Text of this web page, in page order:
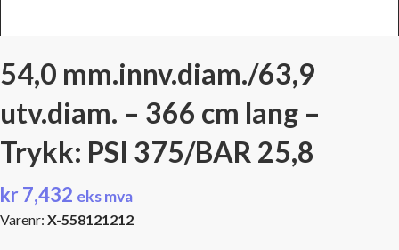
54,0 mm.innv.diam./63,9
utv.diam. – 366 cm lang –
Trykk: PSI 375/BAR 25,8
kr7,432 eks mva
Varenr: X-558121212